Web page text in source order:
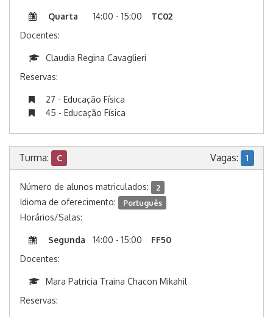
Quarta 14:00 - 15:00
TC02
Docentes:
Claudia Regina Cavaglieri
Reservas:
27 - Educação Física
45 - Educação Física
Turma: C Vagas: 1
Número de alunos matriculados: 2
Idioma de oferecimento: Português
Horários/Salas:
Segunda 14:00 - 15:00
FF50
Docentes:
Mara Patricia Traina Chacon Mikahil
Reservas: